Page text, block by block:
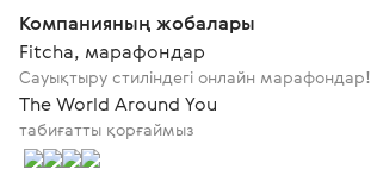
Компанияның жобалары
Fitcha, марафондар
Сауықтыру стиліндегі онлайн марафондар!
The World Around You
табиғатты қорғаймыз